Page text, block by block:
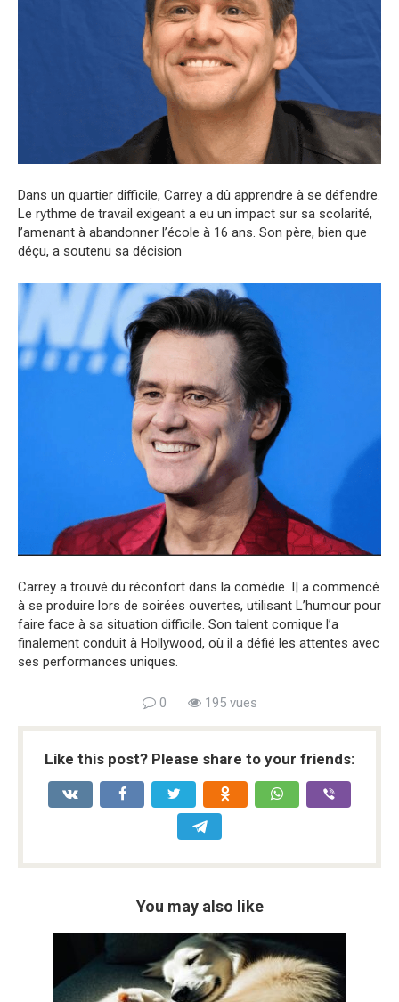
Dans un quartier difficile, Carrey a dû apprendre à se défendre.
Le rythme de travail exigeant a eu un impact sur sa scolarité,
l’amenant à abandonner l’école à 16 ans. Son père, bien que
déçu, a soutenu sa décision
Carrey a trouvé du réconfort dans la comédie. I| a commencé
à se produire lors de soirées ouvertes, utilisant L’humour pour
faire face à sa situation difficile. Son talent comique l’a
finalement conduit à Hollywood, où il a défié les attentes avec
ses performances uniques.
0 195 vues
Like this post? Please share to your friends:
You may also like